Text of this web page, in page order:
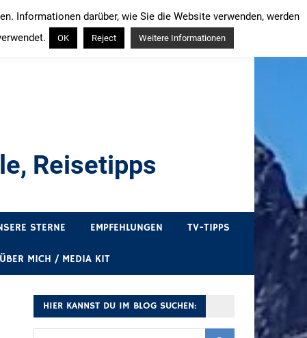
Reisetipps
STERNE EMPFEHLUNGEN TV-TIPPS
ÜBER MICH / MEDIA KIT
HIER KANNST DU IM BLOG SUCHEN:
Informationen darüber, wie Sie die Website verwenden, werden
OK Reject Weitere Informationen